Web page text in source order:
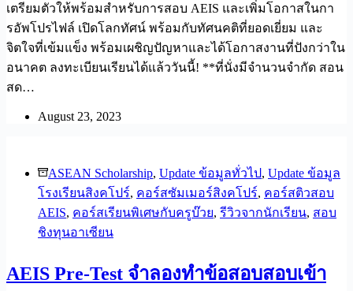
เตรียมตัวให้พร้อมสำหรับการสอบ AEIS และเพิ่มโอกาสในกา
รอัพโปรไฟล์ เปิดโลกทัศน์ พร้อมกับทัศนคติที่ยอดเยี่ยม และ
จิตใจที่เข้มแข็ง พร้อมเผชิญปัญหาและได้โอกาสงานที่ปังกว่าใน
อนาคต ลงทะเบียนเรียนได้แล้ววันนี้! **ที่นั่งมีจำนวนจำกัด สอน
สด…
August 23, 2023
ASEAN Scholarship, Update ข้อมูลทั่วไป, Update ข้อมูล
โรงเรียนสิงคโปร์, คอร์สซัมเมอร์สิงคโปร์, คอร์สติวสอบ
AEIS, คอร์สเรียนพิเศษกับครูบ๊วย, รีวิวจากนักเรียน, สอบ
ชิงทุนอาเซียน
AEIS Pre-Test จำลองทำข้อสอบสอบเข้า